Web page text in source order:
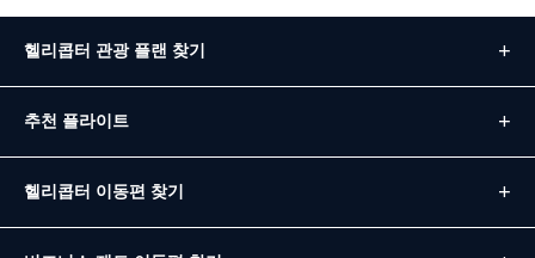
헬리콥터 관광 플랜 찾기
추천 플라이트
헬리콥터 이동편 찾기